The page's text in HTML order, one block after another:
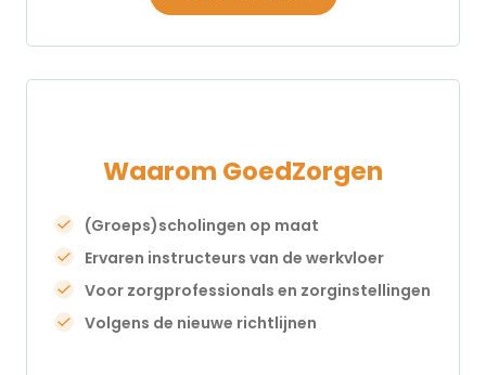
Waarom GoedZorgen
(Groeps)scholingen op maat
Ervaren instructeurs van de werkvloer
Voor zorgprofessionals en zorginstellingen
Volgens de nieuwe richtlijnen